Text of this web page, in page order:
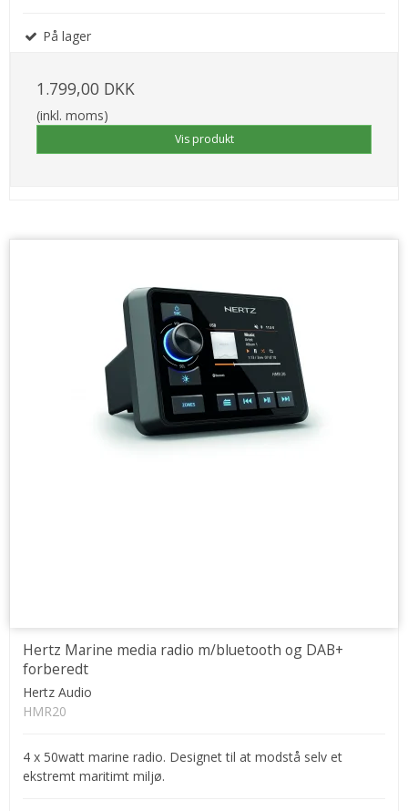
På lager
1.799,00 DKK
(inkl. moms)
Vis produkt
Hertz Marine media radio m/bluetooth og DAB+
forberedt
Hertz Audio
HMR20
4 x 50watt marine radio. Designet til at modstå selv et
ekstremt maritimt miljø.